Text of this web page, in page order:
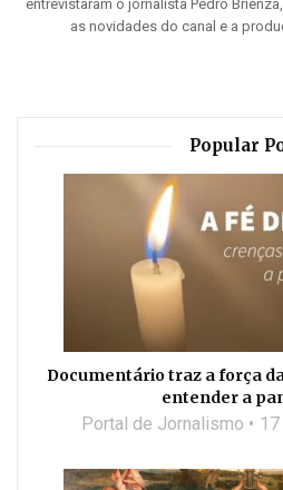
entrevistaram o jornalista Pedro
as novidades do canal e a
Popular
Documentário traz a força
entender a
Portal de Jornalismo